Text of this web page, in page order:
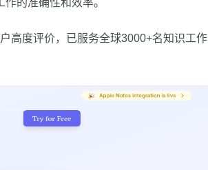
的准确性和效率。
高度评价，已服务全球3000+名知识工作